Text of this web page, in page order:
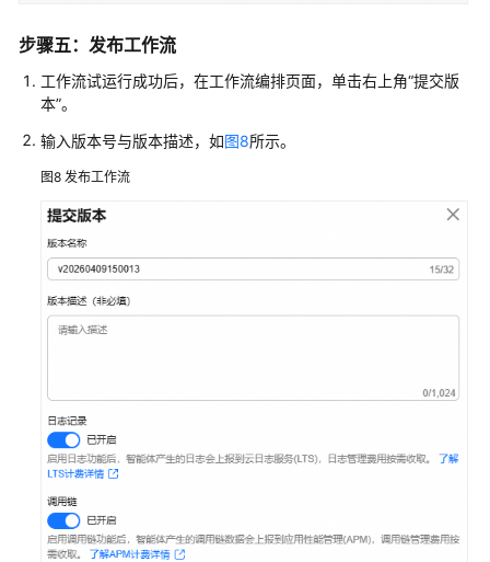
步骤五：发布工作流
工作流试运行成功后，在工作流编排页面，单击右上角“提交版
本”。
输入版本号与版本描述，如图8所示。
图8 发布工作流